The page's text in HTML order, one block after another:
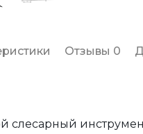
Отзывы 0